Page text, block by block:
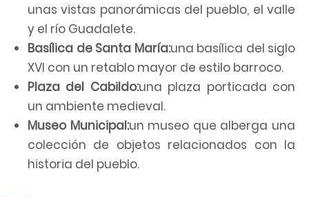
unas vistas panorámicas del pueblo, el valle
y el río Guadalete.
Basílica de Santa María:una basílica del siglo
XVI con un retablo mayor de estilo barroco.
Plaza del Cabildo:una plaza porticada con
un ambiente medieval.
Museo Municipal:un museo que alberga una
colección de objetos relacionados con la
historia del pueblo.